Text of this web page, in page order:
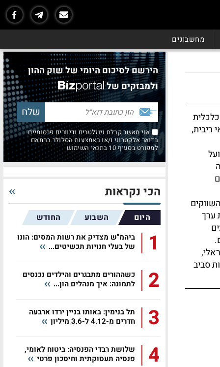
מחשבונים
ריבית,
ערך
סביב
הירשם לסיכום היומי של שוק ההון
ולמבזקים של
אני מאשר קבלת ניוזלטרים ודיוורים פרסומיים
בדואר אלקטרוני ו/או באמצעות הסלולר בהתאם
למפורט בסעיף 10 בתנאי השימוש
הכי נקראות
היום השבוע החודש
1
ביהמ"ש מצדיק את רשות המסים: הונו
של בעלי חנויות תכשיטים...
2
כשההורים מתבגרים והילדים נכנסים
לתמונה: איך מנהלים הון...
3
תל בנימין: באותו בניין ירדו ארבעה
חדרים מ-4.12 ל-3.6 מיליון
4
שלושת רבדי הפנסיה: ביטוח לאומי,
פנסיה תעסוקתית וחיסכון פרטי